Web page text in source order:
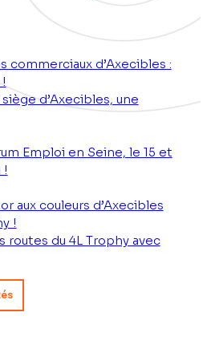
commerciaux d’Axecibles :
d’Axecibles, une
Emploi en Seine, le 15 et
!
aux couleurs d’Axecibles
!
routes du 4L Trophy avec